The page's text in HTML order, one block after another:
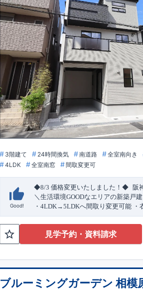
3階建て 24時間換気 南道路 全室南向き
4LDK
全室南窓 間取変更可
Good!
◆8/3 価格変更いたしました！◆​ 阪
＼生活環境GOODなエリアの新築戸
・4LDK→5LDKへ間取り変更可能 ・
ら行き来できる続きバルコニー ・デ
・リビング全体を見渡せる対面キッチ
・網戸11万円(税込)で設置可能！
↓クリックすると特設ページにジャン
エントランス」が受賞いたしました
平日・休日ご内覧可能です！
見学予約・資料請求
ブルーミングガーデン 相模